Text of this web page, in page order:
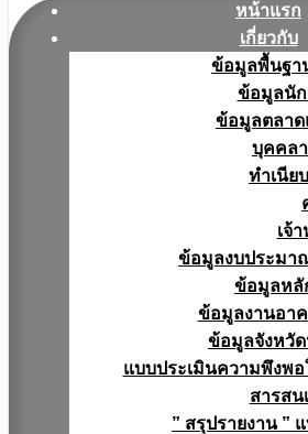
หน้าแรก
เกี่ยวกับ
ข้อมูลพื้นฐา
ข้อมูลนัก
ข้อมูลตลาด
บุคคล
ทำเนีย
เจ้
ข้อมูลงบประมาณ
ข้อมูลหลั
ข้อมูลงานอา
ข้อมูลจังหวั
แบบประเมินความพึงพ
สารสน
” สรุปรายงาน ”